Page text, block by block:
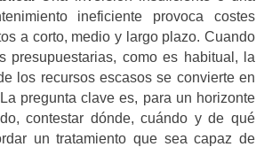
ineficiente provoca costes
a corto, medio y largo plazo. Cuando
presupuestarias, como es habitual, la
los recursos escasos se convierte en
pregunta clave es, para un horizonte
contestar dónde, cuándo y de qué
un tratamiento que sea capaz de